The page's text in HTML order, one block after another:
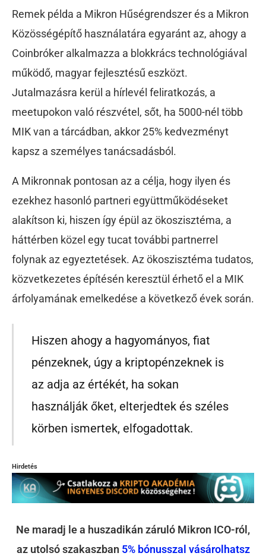
Remek példa a Mikron Hűségrendszer és a Mikron
Közösségépítő használatára egyaránt az, ahogy a
Coinbróker alkalmazza a blokkrács technológiával
működő, magyar fejlesztésű eszközt.
Jutalmazásra kerül a hírlevél feliratkozás, a
meetupokon való részvétel, sőt, ha 5000-nél több
MIK van a tárcádban, akkor 25% kedvezményt
kapsz a személyes tanácsadásból.
A Mikronnak pontosan az a célja, hogy ilyen és
ezekhez hasonló partneri együttműködéseket
alakítson ki, hiszen így épül az ökoszisztéma, a
háttérben közel egy tucat további partnerrel
folynak az egyeztetések. Az ökoszisztéma tudatos,
közvetkezetes építésén keresztül érhető el a MIK
árfolyamának emelkedése a következő évek során.
Hiszen ahogy a hagyományos, fiat
pénzeknek, úgy a kriptopénzeknek is
az adja az értékét, ha sokan
használják őket, elterjedtek és széles
körben ismertek, elfogadottak.
Hirdetés
Ne maradj le a huszadikán záruló Mikron ICO-ról,
az utolsó szakaszban 5% bónusszal vásárolhatsz